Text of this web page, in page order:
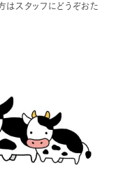
はスタッフにどうぞおた